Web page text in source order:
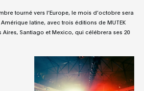
tourné vers l’Europe, le mois d’octobre sera
latine, avec trois éditions de MUTEK
Aires, Santiago et Mexico, qui célébrera ses 20